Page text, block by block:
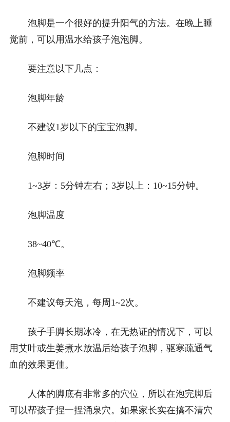
泡脚是一个很好的提升阳气的方法。在晚上睡
觉前，可以用温水给孩子泡泡脚。
要注意以下几点：
泡脚年龄
不建议1岁以下的宝宝泡脚。
泡脚时间
1~3岁：5分钟左右；3岁以上：10~15分钟。
泡脚温度
38~40℃。
泡脚频率
不建议每天泡，每周1~2次。
孩子手脚长期冰冷，在无热证的情况下，可以
用艾叶或生姜煮水放温后给孩子泡脚，驱寒疏通气
血的效果更佳。
人体的脚底有非常多的穴位，所以在泡完脚后
可以帮孩子捏一捏涌泉穴。如果家长实在搞不清穴